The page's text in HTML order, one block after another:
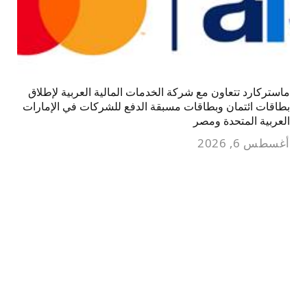
ماستركارد تتعاون مع شركة الخدمات المالية العربية لإطلاق
بطاقات ائتمان وبطاقات مسبقة الدفع للشركات في الإمارات
العربية المتحدة ومصر
أغسطس 6, 2026